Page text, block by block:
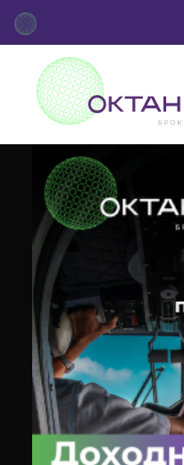
+7 (3812) 29-00-
г.Омск
Главная Новости
Действии «Существенные
Изменение Количества
Ценными Бумагами Эмитента
01-17182-A / ISIN RU000A10CW95)